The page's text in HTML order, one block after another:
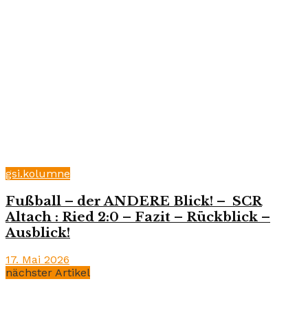
gsi.kolumne
Fußball – der ANDERE Blick! – SCR
Altach : Ried 2:0 – Fazit – Rückblick –
Ausblick!
17. Mai 2026
nächster Artikel